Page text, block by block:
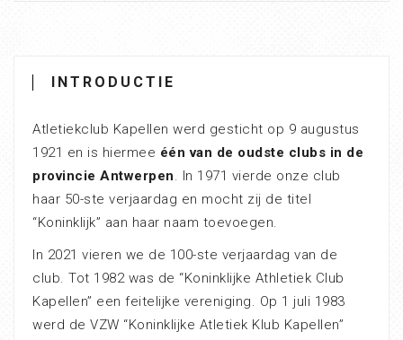
INTRODUCTIE
Atletiekclub Kapellen werd gesticht op 9 augustus
1921 en is hiermee één van de oudste clubs in de
provincie Antwerpen. In 1971 vierde onze club
haar 50-ste verjaardag en mocht zij de titel
“Koninklijk” aan haar naam toevoegen.
In 2021 vieren we de 100-ste verjaardag van de
club. Tot 1982 was de “Koninklijke Athletiek Club
Kapellen” een feitelijke vereniging. Op 1 juli 1983
werd de VZW “Koninklijke Atletiek Klub Kapellen”